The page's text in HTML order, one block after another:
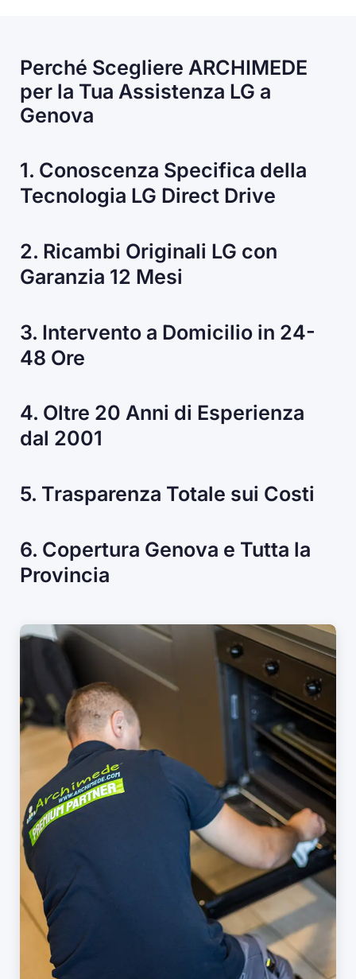
Perché Scegliere ARCHIMEDE
per la Tua Assistenza LG a
Genova
1. Conoscenza Specifica della
Tecnologia LG Direct Drive
2. Ricambi Originali LG con
Garanzia 12 Mesi
3. Intervento a Domicilio in 24-
48 Ore
4. Oltre 20 Anni di Esperienza
dal 2001
5. Trasparenza Totale sui Costi
6. Copertura Genova e Tutta la
Provincia